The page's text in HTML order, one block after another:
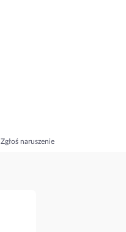
Zgłoś naruszenie